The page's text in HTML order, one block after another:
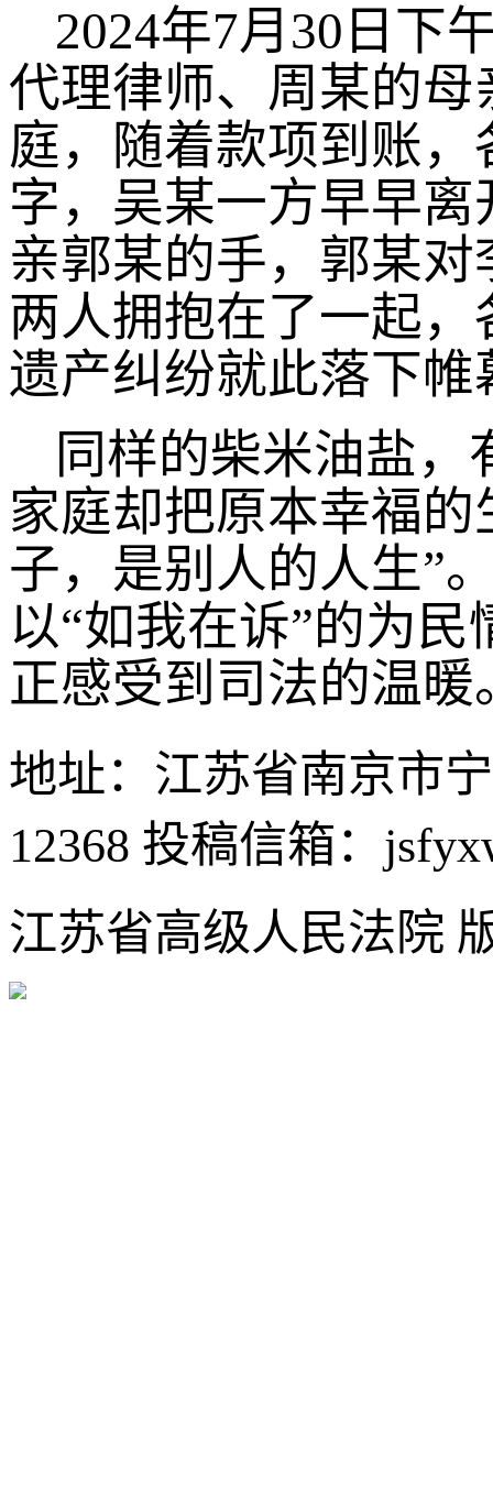
2024年7月30日下
代理律师、周某的
庭，随着款项到账
字，吴某一方早早
亲郭某的手，郭某
两人拥抱在了一起
遗产纠纷就此落下帷
同样的柴米油盐
家庭却把原本幸福
子，是别人的人生”
以“如我在诉”的为
正感受到司法的温暖
地址：江苏省南京市
12368 投稿信箱：
江苏省高级人民法院